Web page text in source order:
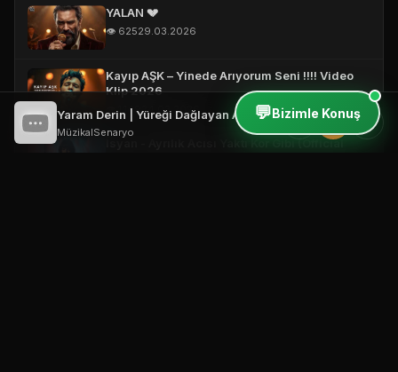
YALAN 💔
👁️ 62529.03.2026
Kayıp AŞK – Yinede Arıyorum Seni !!!! Video
Klip 2026
👁️ 1,14924.03.2026
İsyan - Ayrılık Acısı Yaktı Kor Gibi (Official
Yaram Derin | Yüreği Dağlayan Arabesk Gece Şarkı 2026
MüzikalSenaryo
⏮ ⏸ ⏭
💬Bizimle Konuş